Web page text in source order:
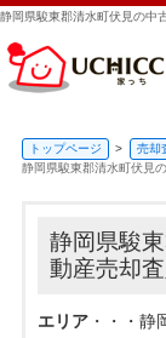
トップページ
売却
静岡県駿東郡清水町伏見
静岡県駿
動産売却
エリア・・・静